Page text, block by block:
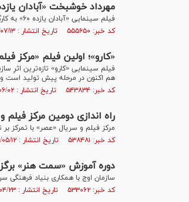
مهرداد خوشبخت «آبادان یازده ۶۰» را
فیلم سینمایی «آبادان یازده ۶۰» به کارگردانی مهرداد خوشبخت به زودی جلوی دوربین می‌رود.
کد خبر: ۵۵۵۶۵۰ تاریخ انتشار : ۱۳۹۸/۰۷/۱۳
«کارو»؛ اولین فیلم «مرکز
فیلم سینمایی «کارو» تازه‌ترین اثرِ
هم اکنون در مرحله پیش تولید است و
کد خبر: ۵۴۳۸۳۴ تاریخ انتشار : ۱۳۹۸/۰۶/۰۲
راه اندازی دومین مرکز فیلم
مرکز فیلم و سریال «عصر» با تمرکز
کد خبر: ۵۳۸۴۸۱ تاریخ انتشار : ۱۳۹۸/۰۵/۱۲
دوره آموزش «سمت هنر»
سازمان اوج با همکاری بنیاد
کد خبر: ۵۳۳۰۶۲ تاریخ انتشار : ۱۳۹۸/۰۴/۲۳